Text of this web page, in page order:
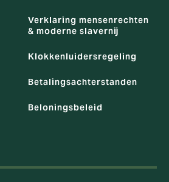
Verklaring mensenrechten
& moderne slavernij
Klokkenluidersregeling
Betalingsachterstanden
Beloningsbeleid